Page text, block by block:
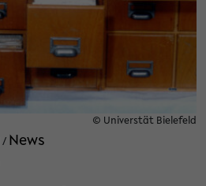
© Universtät Bielefeld
/ News